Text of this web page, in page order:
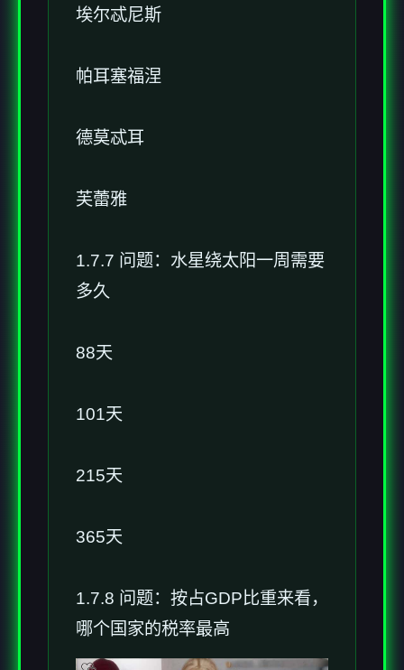
埃尔忒尼斯
帕耳塞福涅
德莫忒耳
芙蕾雅
1.7.7 问题：水星绕太阳一周需要
多久
88天
101天
215天
365天
1.7.8 问题：按占GDP比重来看，
哪个国家的税率最高